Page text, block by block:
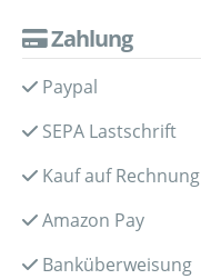
Zahlung
Paypal
SEPA Lastschrift
Kauf auf Rechnung
Amazon Pay
Banküberweisung